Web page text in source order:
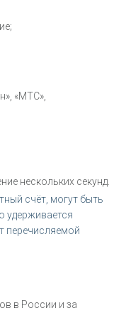
«МТС»,
нескольких секунд.
счёт, могут быть
удерживается
перечисляемой
в России и за